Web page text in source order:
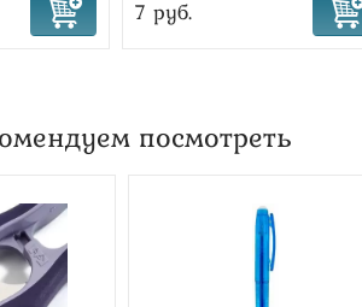
7 руб.
посмотреть